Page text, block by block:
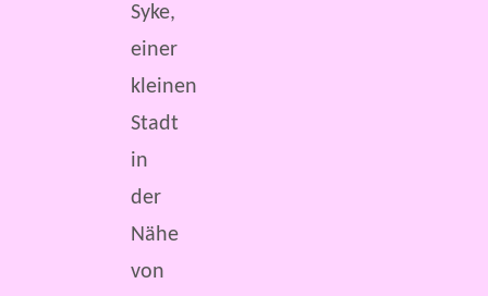
Syke,
einer
kleinen
Stadt
in
der
Nähe
von